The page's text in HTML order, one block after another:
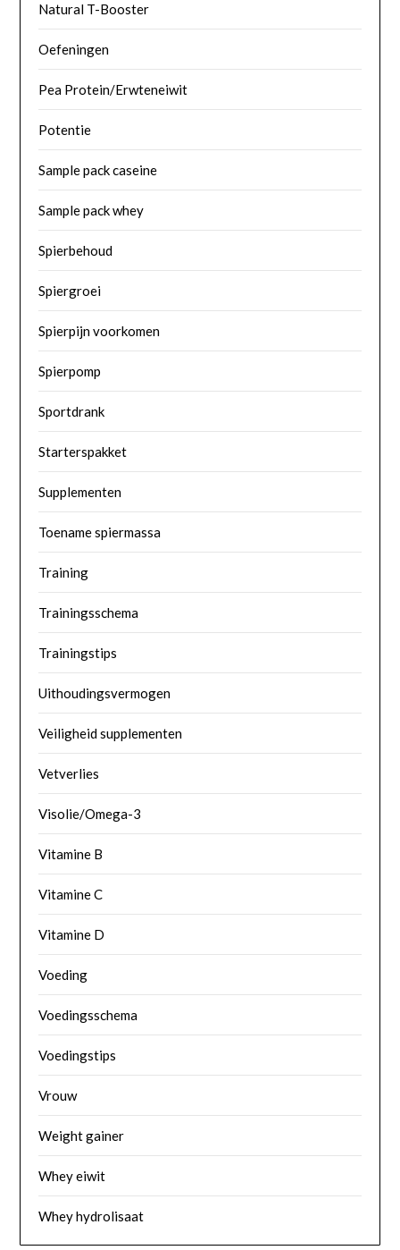
Natural T-Booster
Oefeningen
Pea Protein/Erwteneiwit
Potentie
Sample pack caseine
Sample pack whey
Spierbehoud
Spiergroei
Spierpijn voorkomen
Spierpomp
Sportdrank
Starterspakket
Supplementen
Toename spiermassa
Training
Trainingsschema
Trainingstips
Uithoudingsvermogen
Veiligheid supplementen
Vetverlies
Visolie/Omega-3
Vitamine B
Vitamine C
Vitamine D
Voeding
Voedingsschema
Voedingstips
Vrouw
Weight gainer
Whey eiwit
Whey hydrolisaat